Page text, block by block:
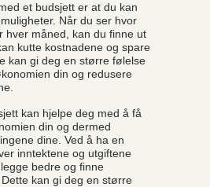
et budsjett er at du kan
Når du ser hvor
hver måned, kan du finne ut
kutte kostnadene og spare
kan gi deg en større følelse
din og redusere
kan hjelpe deg med å få
din og dermed
dine. Ved å ha en
inntektene og utgiftene
bedre og finne
kan gi deg en større